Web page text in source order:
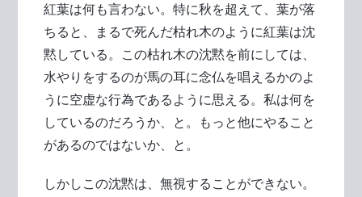
紅葉は何も言わない。特に秋を超えて、葉が落
ちると、まるで死んだ枯れ木のように紅葉は沈
黙している。この枯れ木の沈黙を前にしては、
水やりをするのが馬の耳に念仏を唱えるかのよ
うに空虚な行為であるように思える。私は何を
しているのだろうか、と。もっと他にやること
があるのではないか、と。
しかしこの沈黙は、無視することができない。